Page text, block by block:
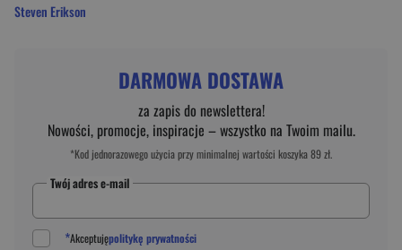
Steven Erikson
DARMOWA DOSTAWA
za zapis do newslettera!
Nowości, promocje, inspiracje – wszystko na Twoim mailu.
*Kod jednorazowego użycia przy minimalnej wartości koszyka 89 zł.
Twój adres e-mail
*Akceptujępolitykę prywatności